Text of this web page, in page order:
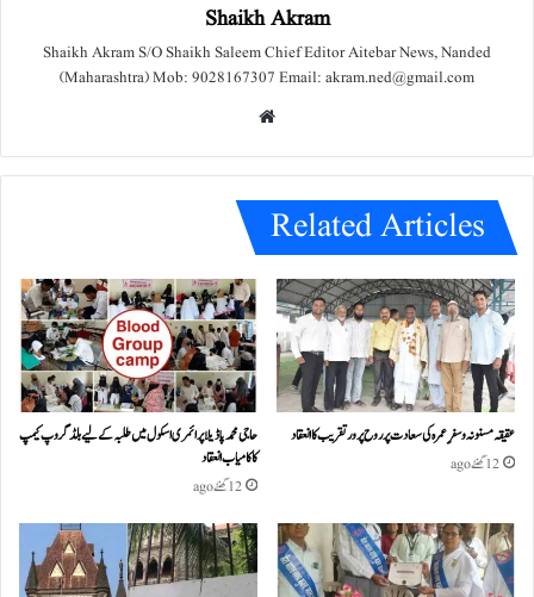
Shaikh Akram
Shaikh Akram S/O Shaikh Saleem Chief Editor Aitebar News, Nanded
(Maharashtra) Mob: 9028167307 Email: akram.ned@gmail.com
e
Related Articles
عقیقہ مسنونہ و سفرِ عمرہ کی سعادت پر روح پرور تقریب کا انعقاد
12 گھنٹے ago
حاجی محمد پاڈیلا پرائمری اسکول میں طلبہ کے لیے بلڈ گروپ کیمپ
کا کامیاب انعقاد
12 گھنٹے ago